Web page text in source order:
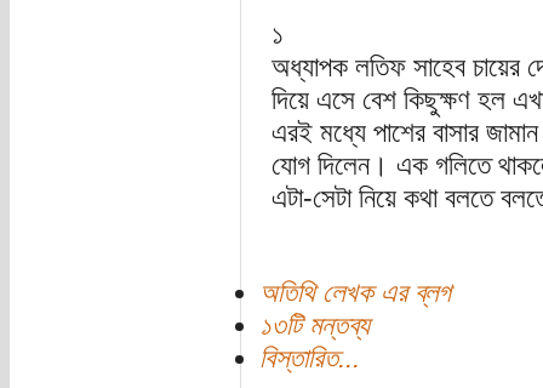
১
অধ্যাপক লতিফ সাহেব চায়ের
দিয়ে এসে বেশ কিছুক্ষণ হল
এরই মধ্যে পাশের বাসার
যোগ দিলেন। এক গলিতে
এটা-সেটা নিয়ে কথা বলতে
অতিথি লেখক এর ব্লগ
১৩টি মন্তব্য
বিস্তারিত...